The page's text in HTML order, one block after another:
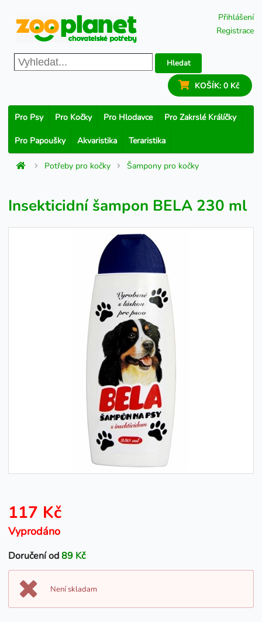
Přihlášení
Registrace
Hledat
KOŠÍK: 0 Kč
Pro Psy Pro Kočky Pro Hlodavce Pro Zakrslé Králíčky
Pro Papoušky Akvaristika Teraristika
Potřeby pro kočky Šampony pro kočky
Insekticidní šampon BELA 230 ml
117 Kč
Vyprodáno
Doručení od89 Kč
Není skladam